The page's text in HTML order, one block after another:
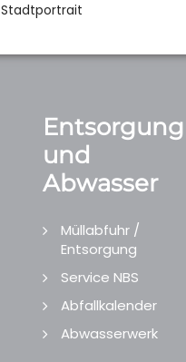
Stadtportrait
Entsorgung
und
Abwasser
Müllabfuhr /
Entsorgung
Service NBS
Abfallkalender
Abwasserwerk